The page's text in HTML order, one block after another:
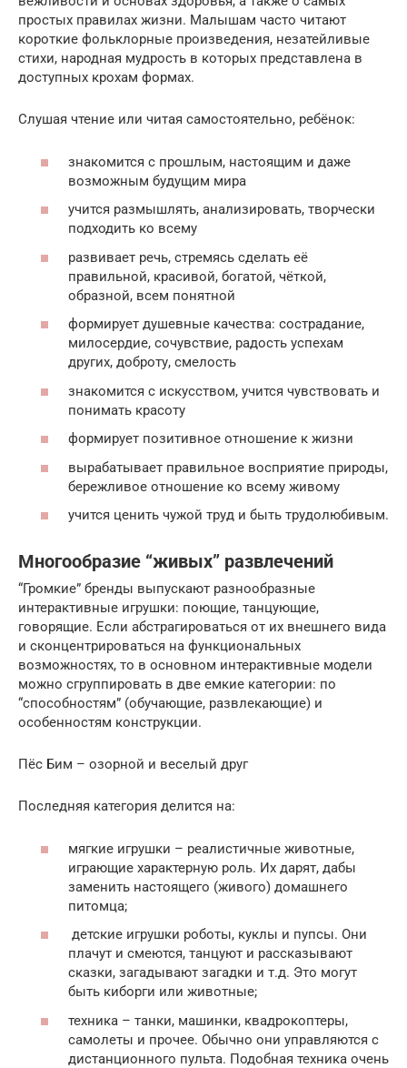
простых правилах жизни. Малышам часто читают
короткие фольклорные произведения, незатейливые
стихи, народная мудрость в которых представлена в
доступных крохам формах.
Слушая чтение или читая самостоятельно, ребёнок:
знакомится с прошлым, настоящим и даже
возможным будущим мира
учится размышлять, анализировать, творчески
подходить ко всему
развивает речь, стремясь сделать её
правильной, красивой, богатой, чёткой,
образной, всем понятной
формирует душевные качества: сострадание,
милосердие, сочувствие, радость успехам
других, доброту, смелость
знакомится с искусством, учится чувствовать и
понимать красоту
формирует позитивное отношение к жизни
вырабатывает правильное восприятие природы,
бережливое отношение ко всему живому
учится ценить чужой труд и быть трудолюбивым.
Многообразие “живых” развлечений
“Громкие” бренды выпускают разнообразные
интерактивные игрушки: поющие, танцующие,
говорящие. Если абстрагироваться от их внешнего вида
и сконцентрироваться на функциональных
возможностях, то в основном интерактивные модели
можно сгруппировать в две емкие категории: по
“способностям” (обучающие, развлекающие) и
особенностям конструкции.
Пёс Бим – озорной и веселый друг
Последняя категория делится на:
мягкие игрушки – реалистичные животные,
играющие характерную роль. Их дарят, дабы
заменить настоящего (живого) домашнего
питомца;
детские игрушки роботы, куклы и пупсы. Они
плачут и смеются, танцуют и рассказывают
сказки, загадывают загадки и т.д. Это могут
быть киборги или животные;
техника – танки, машинки, квадрокоптеры,
самолеты и прочее. Обычно они управляются с
дистанционного пульта. Подобная техника очень